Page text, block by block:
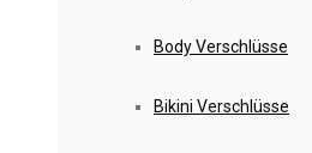
Body Verschlüsse
Bikini Verschlüsse